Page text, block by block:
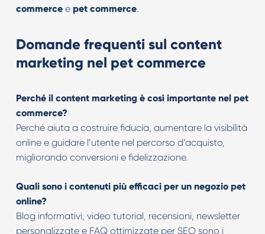
commerce e pet commerce.
Domande frequenti sul content
marketing nel pet commerce
Perché il content marketing è così importante nel pet
commerce?
Perché aiuta a costruire fiducia, aumentare la visibilità
online e guidare l’utente nel percorso d’acquisto,
migliorando conversioni e fidelizzazione.
Quali sono i contenuti più efficaci per un negozio pet
online?
Blog informativi, video tutorial, recensioni, newsletter
personalizzate e FAQ ottimizzate per SEO sono i